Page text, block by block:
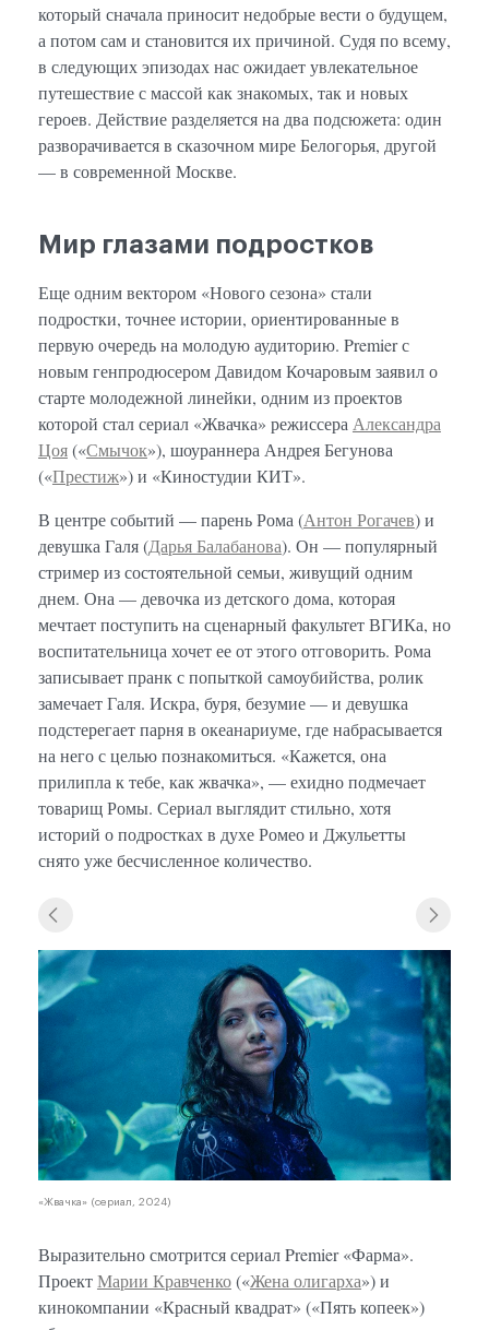
который сначала приносит недобрые вести о будущем,
а потом сам и становится их причиной. Судя по всему,
в следующих эпизодах нас ожидает увлекательное
путешествие с массой как знакомых, так и новых
героев. Действие разделяется на два подсюжета: один
разворачивается в сказочном мире Белогорья, другой
— в современной Москве.
Мир глазами подростков
Еще одним вектором «Нового сезона» стали
подростки, точнее истории, ориентированные в
первую очередь на молодую аудиторию. Premier с
новым генпродюсером Давидом Кочаровым заявил о
старте молодежной линейки, одним из проектов
которой стал сериал «Жвачка» режиссера Александра
Цоя(«Смычок»), шоураннера Андрея Бегунова
(«Престиж») и «Киностудии КИТ».
В центре событий — парень Рома (Антон Рогачев) и
девушка Галя (Дарья Балабанова). Он — популярный
стример из состоятельной семьи, живущий одним
днем. Она — девочка из детского дома, которая
мечтает поступить на сценарный факультет ВГИКа, но
воспитательница хочет ее от этого отговорить. Рома
записывает пранк с попыткой самоубийства, ролик
замечает Галя. Искра, буря, безумие — и девушка
подстерегает парня в океанариуме, где набрасывается
на него с целью познакомиться. «Кажется, она
прилипла к тебе, как жвачка», — ехидно подмечает
товарищ Ромы. Сериал выглядит стильно, хотя
историй о подростках в духе Ромео и Джульетты
снято уже бесчисленное количество.
«Жвачка» (сериал, 2024)
Выразительно смотрится сериал Premier «Фарма».
ПроектМарии Кравченко(«Жена олигарха») и
кинокомпании «Красный квадрат» («Пять копеек»)